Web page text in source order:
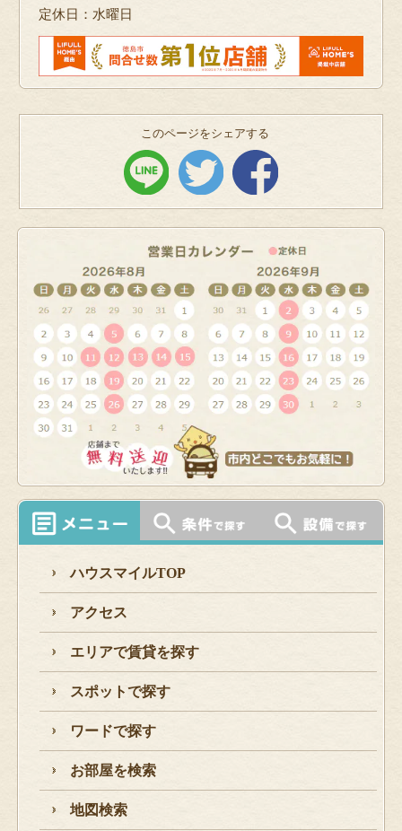
定休日：水曜日
このページをシェアする
ハウスマイルTOP
アクセス
エリアで賃貸を探す
スポットで探す
ワードで探す
お部屋を検索
地図検索